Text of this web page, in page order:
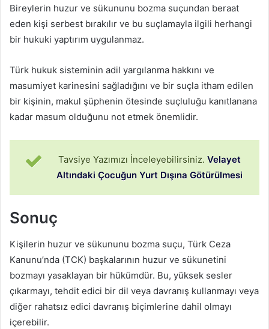
Bireylerin huzur ve sükununu bozma suçundan beraat
eden kişi serbest bırakılır ve bu suçlamayla ilgili herhangi
bir hukuki yaptırım uygulanmaz.
Türk hukuk sisteminin adil yargılanma hakkını ve
masumiyet karinesini sağladığını ve bir suçla itham edilen
bir kişinin, makul şüphenin ötesinde suçluluğu kanıtlanana
kadar masum olduğunu not etmek önemlidir.
Tavsiye Yazımızı İnceleyebilirsiniz. Velayet
Altındaki Çocuğun Yurt Dışına Götürülmesi
Sonuç
Kişilerin huzur ve sükununu bozma suçu, Türk Ceza
Kanunu’nda (TCK) başkalarının huzur ve sükunetini
bozmayı yasaklayan bir hükümdür. Bu, yüksek sesler
çıkarmayı, tehdit edici bir dil veya davranış kullanmayı veya
diğer rahatsız edici davranış biçimlerine dahil olmayı
içerebilir.